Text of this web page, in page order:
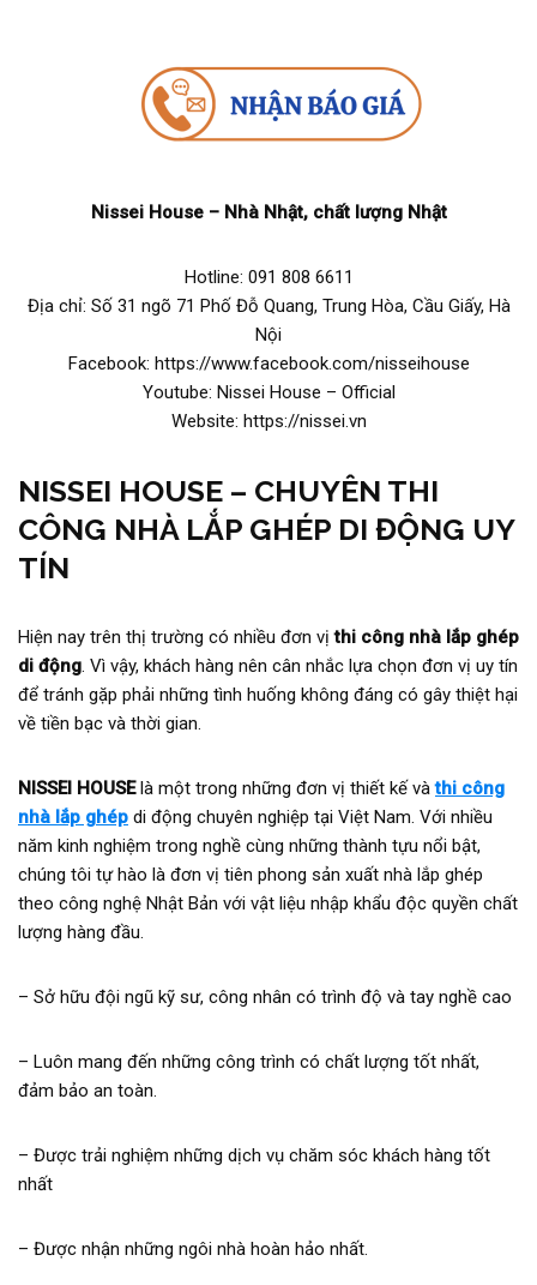
Nissei House – Nhà Nhật, chất lượng Nhật
Hotline: 091 808 6611
Địa chỉ: Số 31 ngõ 71 Phố Đỗ Quang, Trung Hòa, Cầu Giấy, Hà
Nội
Facebook: https://www.facebook.com/nisseihouse
Youtube: Nissei House – Official
Website: https://nissei.vn
NISSEI HOUSE – CHUYÊN THI
CÔNG NHÀ LẮP GHÉP DI ĐỘNG UY
TÍN
Hiện nay trên thị trường có nhiều đơn vịthi công nhà lắp ghép
di động. Vì vậy, khách hàng nên cân nhắc lựa chọn đơn vị uy tín
để tránh gặp phải những tình huống không đáng có gây thiệt hại
về tiền bạc và thời gian.
NISSEI HOUSElà một trong những đơn vị thiết kế vàthi công
nhà lắp ghép di động chuyên nghiệp tại Việt Nam. Với nhiều
năm kinh nghiệm trong nghề cùng những thành tựu nổi bật,
chúng tôi tự hào là đơn vị tiên phong sản xuất nhà lắp ghép
theo công nghệ Nhật Bản với vật liệu nhập khẩu độc quyền chất
lượng hàng đầu.
– Sở hữu đội ngũ kỹ sư, công nhân có trình độ và tay nghề cao
– Luôn mang đến những công trình có chất lượng tốt nhất,
đảm bảo an toàn.
– Được trải nghiệm những dịch vụ chăm sóc khách hàng tốt
nhất
– Được nhận những ngôi nhà hoàn hảo nhất.